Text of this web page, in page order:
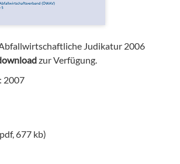
Judikatur 2006
zur Verfügung.
2007
677 kb)